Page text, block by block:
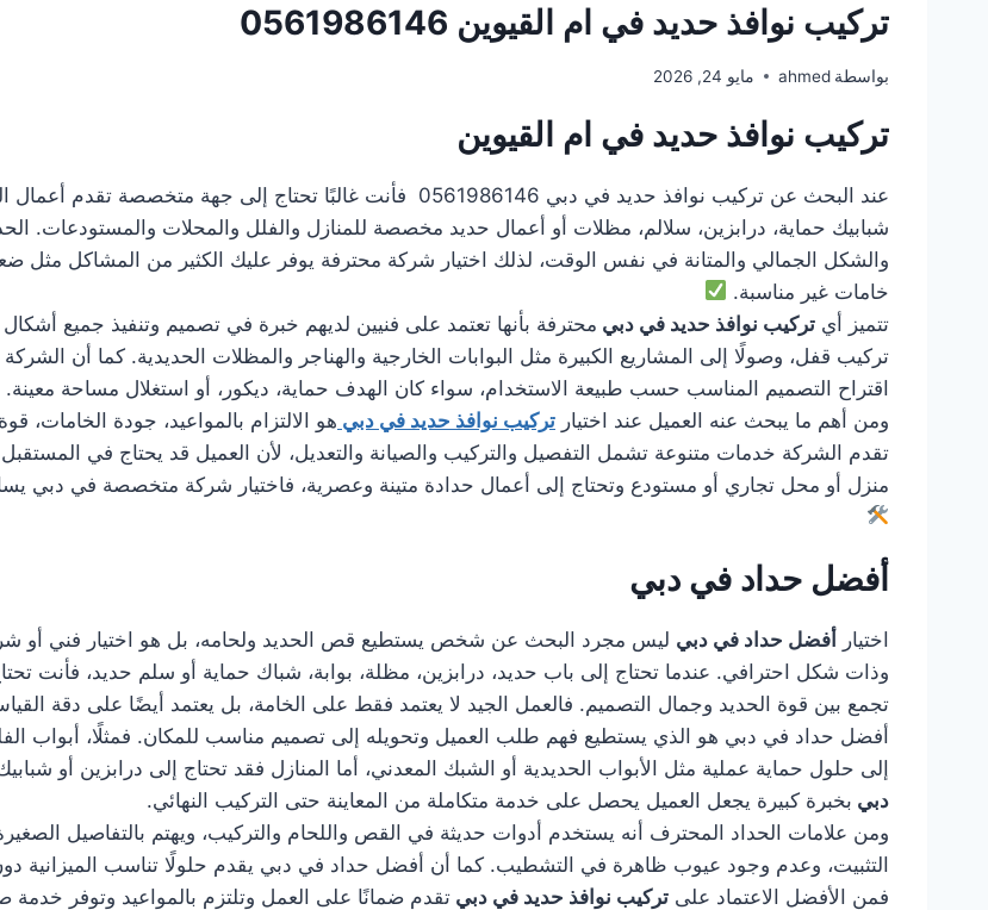
تركيب نوافذ حديد في ام القيوين 0561986146
بواسطة ahmed مايو 24, 2026
تركيب نوافذ حديد في ام القيوين
عند البحث عن تركيب نوافذ حديد في دبي 0561986146 فأنت غالبًا تحتاج
شبابيك حماية، درابزين، سلالم، مظلات أو أعمال حديد مخصصة للمنازل والفلل والمحلات والمستودعات.
والشكل الجمالي والمتانة في نفس الوقت، لذلك اختيار شركة محترفة يوفر عليك الكثير من المشاكل
خامات غير مناسبة.
تتميز أي تركيب نوافذ حديد في دبي محترفة بأنها تعتمد على فنيين لديهم خبرة في تصميم وتنفيذ جميع
تركيب قفل، وصولًا إلى المشاريع الكبيرة مثل البوابات الخارجية والهناجر والمظلات الحديدية. كما أن الشركة
اقتراح التصميم المناسب حسب طبيعة الاستخدام، سواء كان الهدف حماية، ديكور، أو استغلال مساحة معينة.
ومن أهم ما يبحث عنه العميل عند اختيار تركيب نوافذ حديد في دبي هو الالتزام بالمواعيد، جودة
تقدم الشركة خدمات متنوعة تشمل التفصيل والتركيب والصيانة والتعديل، لأن العميل قد يحتاج في
منزل أو محل تجاري أو مستودع وتحتاج إلى أعمال حدادة متينة وعصرية، فاختيار شركة متخصصة في دبي
أفضل حداد في دبي
اختيار أفضل حداد في دبي ليس مجرد البحث عن شخص يستطيع قص الحديد ولحامه، بل هو اختيار فني أو
وذات شكل احترافي. عندما تحتاج إلى باب حديد، درابزين، مظلة، بوابة، شباك حماية أو سلم حديد، فأنت
تجمع بين قوة الحديد وجمال التصميم. فالعمل الجيد لا يعتمد فقط على الخامة، بل يعتمد أيضًا على دقة
أفضل حداد في دبي هو الذي يستطيع فهم طلب العميل وتحويله إلى تصميم مناسب للمكان. فمثلًا، أبواب
إلى حلول حماية عملية مثل الأبواب الحديدية أو الشبك المعدني، أما المنازل فقد تحتاج إلى درابزين أو
دبي بخبرة كبيرة يجعل العميل يحصل على خدمة متكاملة من المعاينة حتى التركيب النهائي.
ومن علامات الحداد المحترف أنه يستخدم أدوات حديثة في القص واللحام والتركيب، ويهتم بالتفاصيل
التثبيت، وعدم وجود عيوب ظاهرة في التشطيب. كما أن أفضل حداد في دبي يقدم حلولًا تناسب الميزانية
فمن الأفضل الاعتماد على تركيب نوافذ حديد في دبي تقدم ضمانًا على العمل وتلتزم بالمواعيد وتوفر